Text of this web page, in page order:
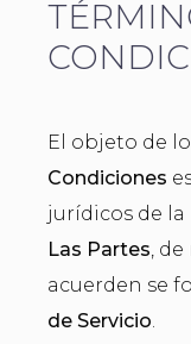
El objeto de
Condiciones
jurídicos de
Las Partes,
acuerden se
de Servicio.